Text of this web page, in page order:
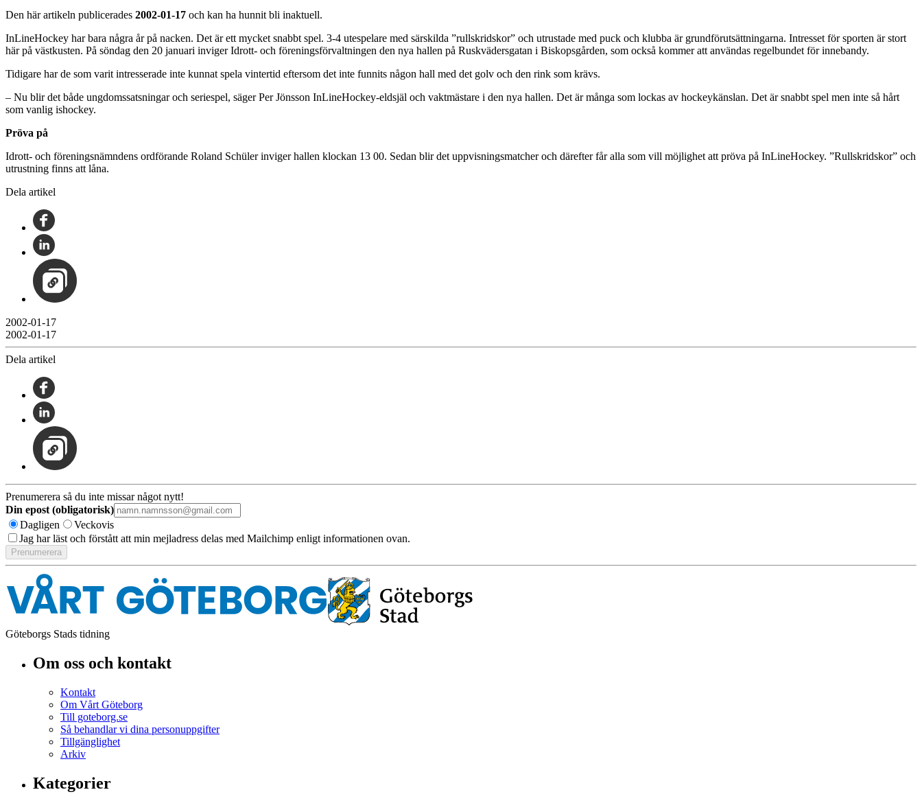
Den här artikeln publicerades 2002-01-17 och kan ha hunnit bli inaktuell.
InLineHockey har bara några år på nacken. Det är ett mycket snabbt spel. 3-4 utespelare med särskilda ”rullskridskor” och utrustade med puck och klubba är grundförutsättningarna. Intresset för sporten är stort
här på västkusten. På söndag den 20 januari inviger Idrott- och föreningsförvaltningen den nya hallen på Ruskvädersgatan i Biskopsgården, som också kommer att användas regelbundet för innebandy.
Tidigare har de som varit intresserade inte kunnat spela vintertid eftersom det inte funnits någon hall med det golv och den rink som krävs.
– Nu blir det både ungdomssatsningar och seriespel, säger Per Jönsson InLineHockey-eldsjäl och vaktmästare i den nya hallen. Det är många som lockas av hockeykänslan. Det är snabbt spel men inte så hårt
som vanlig ishockey.
Pröva på
Idrott- och föreningsnämndens ordförande Roland Schüler inviger hallen klockan 13 00. Sedan blir det uppvisningsmatcher och därefter får alla som vill möjlighet att pröva på InLineHockey. ”Rullskridskor” och
utrustning finns att låna.
Dela artikel
2002-01-17
2002-01-17
Dela artikel
Prenumerera så du inte missar något nytt!
Din epost (obligatorisk)
Dagligen
Veckovis
Jag har läst och förstått att min mejladress delas med Mailchimp enligt informationen ovan.
Göteborgs Stads tidning
Om oss och kontakt
Kontakt
Om Vårt Göteborg
Till goteborg.se
Så behandlar vi dina personuppgifter
Tillgänglighet
Arkiv
Kategorier